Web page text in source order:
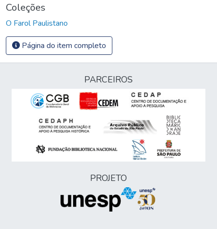
Coleções
O Farol Paulistano
Página do item completo
PARCEIROS
PROJETO